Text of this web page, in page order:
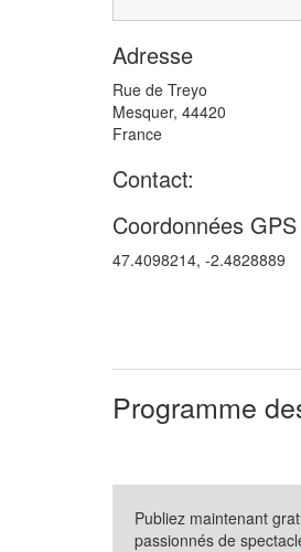
Adresse
Rue de Treyo
Mesquer, 44420
France
Contact:
Coordonnées GPS
47.4098214, -2.4828889
Programme
Publiez maintenant
passionnés de